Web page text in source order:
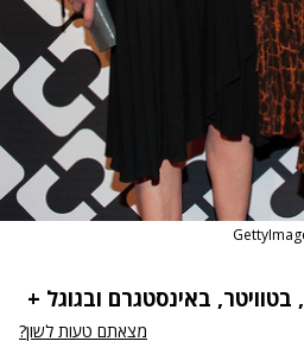
, בטוויטר, באינסטגרם ובגוגל +
מצאתם טעות לשון?